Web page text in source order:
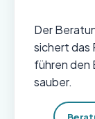
Der
sichert das
führen den
sauber.